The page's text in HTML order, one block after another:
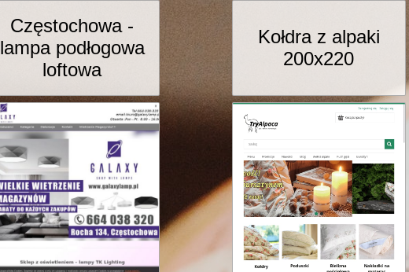
Częstochowa -
lampa podłogowa
loftowa
Kołdra z alpaki
200x220